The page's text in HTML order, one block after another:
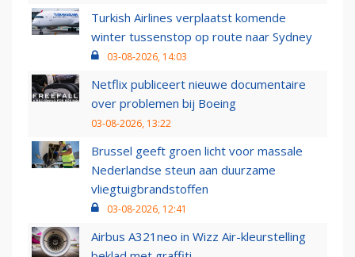
Turkish Airlines verplaatst komende
winter tussenstop op route naar Sydney
03-08-2026, 14:03
Netflix publiceert nieuwe documentaire
over problemen bij Boeing
03-08-2026, 13:22
Brussel geeft groen licht voor massale
Nederlandse steun aan duurzame
vliegtuigbrandstoffen
03-08-2026, 12:41
Airbus A321neo in Wizz Air-kleurstelling